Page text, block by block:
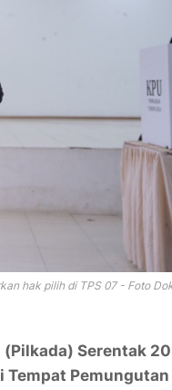
hak pilih di TPS 07 - Foto
(Pilkada) Serentak
Pemungutan